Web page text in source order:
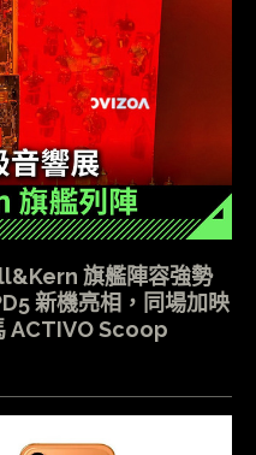
旗艦陣容強勢
新機亮相，同場加映
ACTIVO Scoop